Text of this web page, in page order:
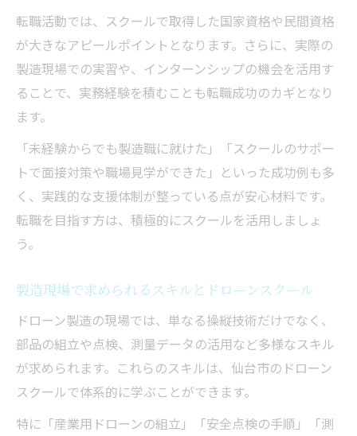
転職活動では、スクールで取得した国家資格や民間資格
が大きなアピールポイントとなります。さらに、実際の
製造現場での実習や、インターンシップの機会を活用す
ることで、実務経験を積むことも転職成功のカギとなり
ます。
「未経験からでも製造職に就けた」「スクールのサポー
トで面接対策や職場見学ができた」といった成功例も多
く、実践的な支援体制が整っている点が安心材料です。
転職を目指す方は、積極的にスクールを活用しましょ
う。
製造現場で求められるスキルとドローンスクール
ドローン製造の現場では、単なる操縦技術だけでなく、
部品の組立や点検、測量データの活用など多様なスキル
が求められます。これらのスキルは、仙台市のドローン
スクールで体系的に学ぶことができます。
特に「産業用ドローンの組立」「安全点検の手順」「測